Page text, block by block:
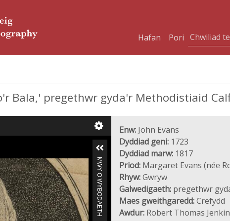
Hafan Pori
Bala,' pregethwr gyda'r Methodistiaid
MWY O WYBODAETH
Enw: John Evans
Dyddiad geni: 1723
Dyddiad marw: 1817
Priod: Margaret Evans (née
Rhyw:Gwryw
Galwedigaeth: pregethwr
Maes gweithgaredd:Crefydd
Awdur: Robert Thomas